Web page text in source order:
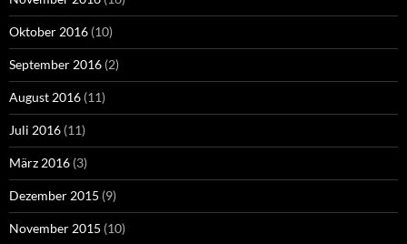
Oktober 2016 (10)
September 2016 (2)
August 2016 (11)
Juli 2016 (11)
März 2016 (3)
Dezember 2015 (9)
November 2015 (10)